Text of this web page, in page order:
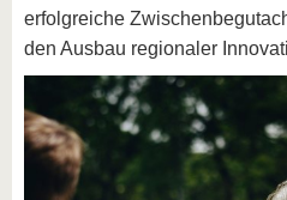
erfolgreiche
den Ausbau regionaler